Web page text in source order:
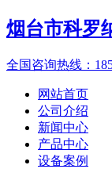
烟台市科罗
全国咨询热线：
网站首页
公司介绍
新闻中心
产品中心
设备案例